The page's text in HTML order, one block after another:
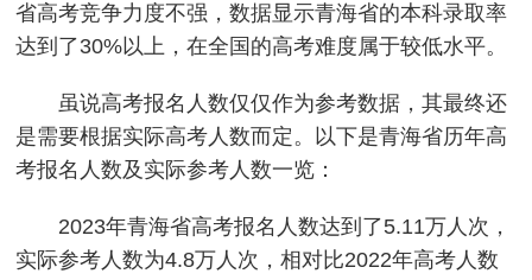
省高考竞争力度不强，数据显示青海省的本科录取率
达到了30%以上，在全国的高考难度属于较低水平。
虽说高考报名人数仅仅作为参考数据，其最终还
是需要根据实际高考人数而定。以下是青海省历年高
考报名人数及实际参考人数一览：
2023年青海省高考报名人数达到了5.11万人次，
实际参考人数为4.8万人次，相对比2022年高考人数